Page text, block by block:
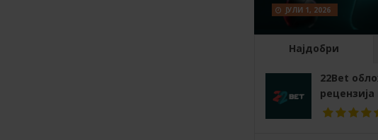
ЈУЛИ 1, 2026
Најдобри
22Bet
рецензија